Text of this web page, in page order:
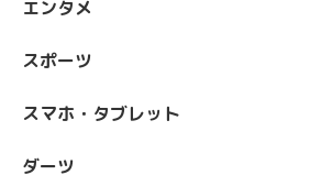
エンタメ
スポーツ
スマホ・タブレット
ダーツ